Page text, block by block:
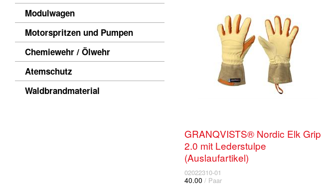
Modulwagen
Motorspritzen und Pumpen
Chemiewehr / Ölwehr
Atemschutz
Waldbrandmaterial
GRANQVISTS® Nordic Elk Grip
2.0 mit Lederstulpe
(Auslaufartikel)
02022310-01
40.00 / Paar